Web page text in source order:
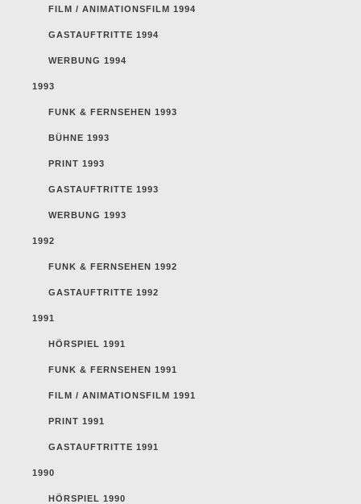
FILM / ANIMATIONSFILM 1994
GASTAUFTRITTE 1994
WERBUNG 1994
1993
FUNK & FERNSEHEN 1993
BÜHNE 1993
PRINT 1993
GASTAUFTRITTE 1993
WERBUNG 1993
1992
FUNK & FERNSEHEN 1992
GASTAUFTRITTE 1992
1991
HÖRSPIEL 1991
FUNK & FERNSEHEN 1991
FILM / ANIMATIONSFILM 1991
PRINT 1991
GASTAUFTRITTE 1991
1990
HÖRSPIEL 1990